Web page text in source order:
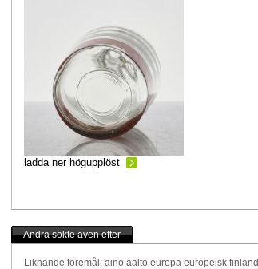
ladda ner högupplöst
Andra sökte även efter
Liknande föremål: aino aalto europa europeisk finland